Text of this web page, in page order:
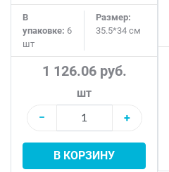
В
упаковке: 6
шт
Размер:
35.5*34 см
1 126.06 руб.
шт
−
+
В КОРЗИНУ